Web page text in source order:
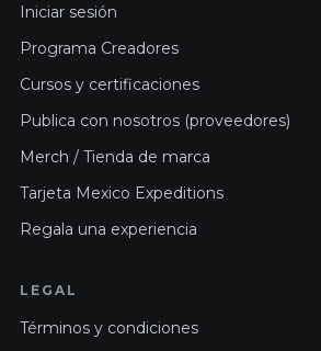
Iniciar sesión
Programa Creadores
Cursos y certificaciones
Publica con nosotros (proveedores)
Merch / Tienda de marca
Tarjeta Mexico Expeditions
Regala una experiencia
LEGAL
Términos y condiciones